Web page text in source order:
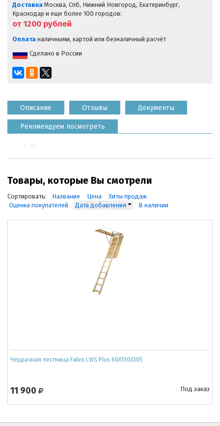
Доставка Москва, Спб, Нижний Новгород, Екатеринбург,
Краснодар и еще более 100 городов:
от 1200 рублей
Оплата наличными, картой или безналичный расчёт
Сделано в России
Описание Отзывы Документы
Рекомендуем посмотреть
Товары, которые Вы смотрели
Сортировать: Название Цена
Хиты продаж
Оценка покупателей
Дата добавления В наличии
Чердачная лестница Fakro LWS Plus 60Х130Х305
11 900 Под заказ